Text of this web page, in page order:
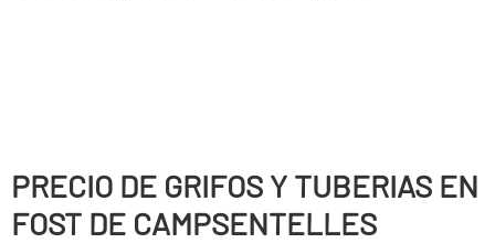
PRECIO DE GRIFOS Y TUBERIAS EN
FOST DE CAMPSENTELLES